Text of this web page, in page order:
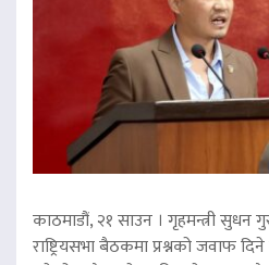
काठमाडौं, २१ साउन । गृहमन्त्री
राष्ट्रियसभा बैठकमा प्रश्नको जवाफ